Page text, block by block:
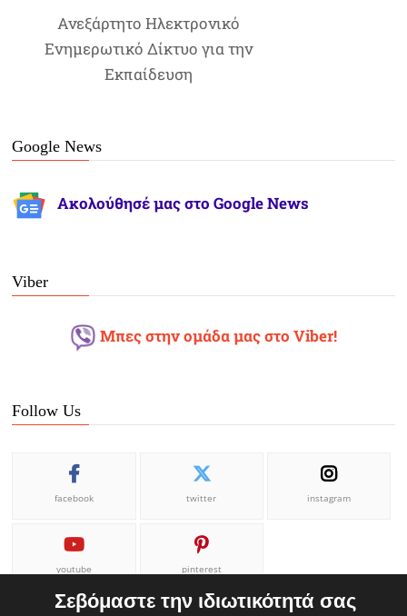
Ανεξάρτητο Ηλεκτρονικό
Ενημερωτικό Δίκτυο για την
Εκπαίδευση
Google News
Ακολούθησέ μας στο Google News
Viber
Μπες στην ομάδα μας στο Viber!
Follow Us
facebook twitter instagram
youtube pinterest
Σεβόμαστε την ιδιωτικότητά σας